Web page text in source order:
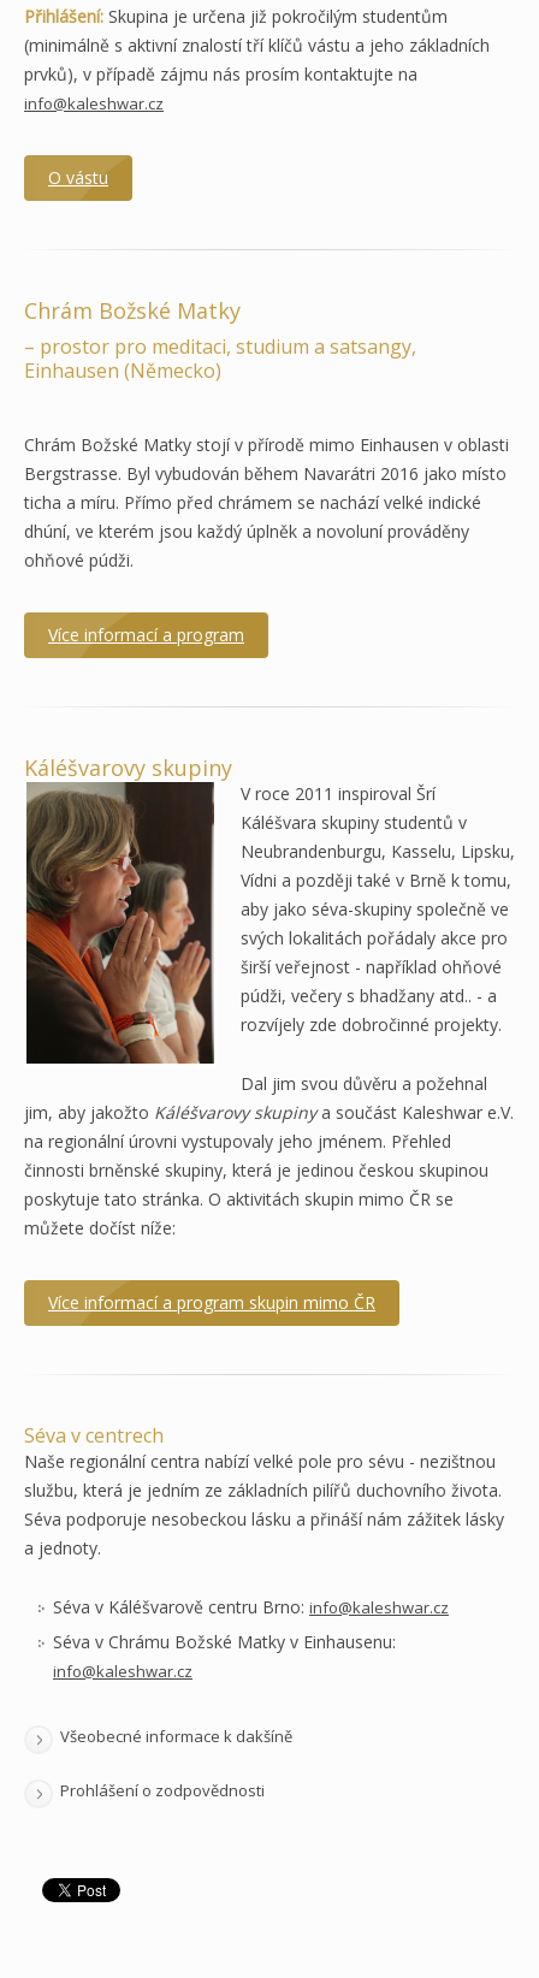
Přihlášení: Skupina je určena již pokročilým studentům
(minimálně s aktivní znalostí tří klíčů vástu a jeho základních
prvků), v případě zájmu nás prosím kontaktujte na
info@kaleshwar.cz
O vástu
Chrám Božské Matky
– prostor pro meditaci, studium a satsangy,
Einhausen (Německo)
Chrám Božské Matky stojí v přírodě mimo Einhausen v oblasti
Bergstrasse. Byl vybudován během Navarátri 2016 jako místo
ticha a míru. Přímo před chrámem se nachází velké indické
dhúní, ve kterém jsou každý úplněk a novoluní prováděny
ohňové púdži.
Více informací a program
Káléšvarovy skupiny
V roce 2011 inspiroval Šrí
Káléšvara skupiny studentů v
Neubrandenburgu, Kasselu, Lipsku,
Vídni a později také v Brně k tomu,
aby jako séva-skupiny společně ve
svých lokalitách pořádaly akce pro
širší veřejnost - například ohňové
púdži, večery s bhadžany atd.. - a
rozvíjely zde dobročinné projekty.
Dal jim svou důvěru a požehnal
jim, aby jakožto Káléšvarovy skupinya součást Kaleshwar e.V.
na regionální úrovni vystupovaly jeho jménem. Přehled
činnosti brněnské skupiny, která je jedinou českou skupinou
poskytuje tato stránka. O aktivitách skupin mimo ČR se
můžete dočíst níže:
Více informací a program skupin mimo ČR
Séva v centrech
Naše regionální centra nabízí velké pole pro sévu - nezištnou
službu, která je jedním ze základních pilířů duchovního života.
Séva podporuje nesobeckou lásku a přináší nám zážitek lásky
a jednoty.
Séva v Káléšvarově centru Brno: info@kaleshwar.cz
Séva v Chrámu Božské Matky v Einhausenu:
info@kaleshwar.cz
Všeobecné informace k dakšíně
Prohlášení o zodpovědnosti